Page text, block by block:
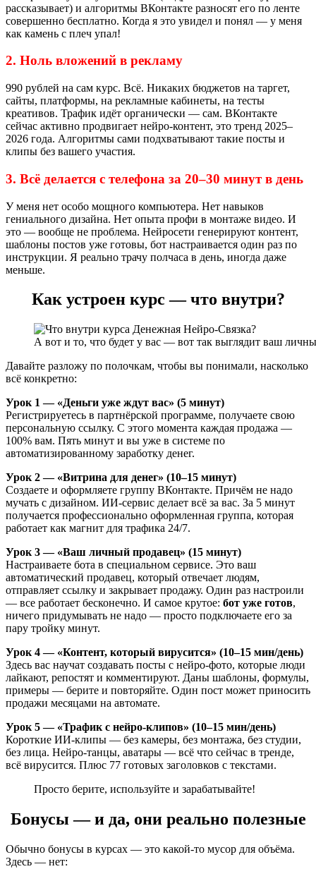
рассказывает) и алгоритмы ВКонтакте разносят его по ленте
совершенно бесплатно. Когда я это увидел и понял — у меня
как камень с плеч упал!
2. Ноль вложений в рекламу
990 рублей на сам курс. Всё. Никаких бюджетов на таргет,
сайты, платформы, на рекламные кабинеты, на тесты
креативов. Трафик идёт органически — сам. ВКонтакте
сейчас активно продвигает нейро-контент, это тренд 2025–
2026 года. Алгоритмы сами подхватывают такие посты и
клипы без вашего участия.
3. Всё делается с телефона за 20–30 минут в день
У меня нет особо мощного компьютера. Нет навыков
гениального дизайна. Нет опыта профи в монтаже видео. И
это — вообще не проблема. Нейросети генерируют контент,
шаблоны постов уже готовы, бот настраивается один раз по
инструкции. Я реально трачу полчаса в день, иногда даже
меньше.
Как устроен курс — что внутри?
А вот и то, что будет у вас — вот так выглядит ваш
Давайте разложу по полочкам, чтобы вы понимали, насколько
всё конкретно:
Урок 1 — «Деньги уже ждут вас» (5 минут)
Регистрируетесь в партнёрской программе, получаете свою
персональную ссылку. С этого момента каждая продажа —
100% вам. Пять минут и вы уже в системе по
автоматизированному заработку денег.
Урок 2 — «Витрина для денег» (10–15 минут)
Создаете и оформляете группу ВКонтакте. Причём не надо
мучать с дизайном. ИИ-сервис делает всё за вас. За 5 минут
получается профессионально оформленная группа, которая
работает как магнит для трафика 24/7.
Урок 3 — «Ваш личный продавец» (15 минут)
Настраиваете бота в специальном сервисе. Это ваш
автоматический продавец, который отвечает людям,
отправляет ссылку и закрывает продажу. Один раз настроили
— все работает бесконечно. И самое крутое: бот уже готов,
ничего придумывать не надо — просто подключаете его за
пару тройку минут.
Урок 4 — «Контент, который вирусится» (10–15 мин/день)
Здесь вас научат создавать посты с нейро-фото, которые люди
лайкают, репостят и комментируют. Даны шаблоны, формулы,
примеры — берите и повторяйте. Один пост может приносить
продажи месяцами на автомате.
Урок 5 — «Трафик с нейро-клипов» (10–15 мин/день)
Короткие ИИ-клипы — без камеры, без монтажа, без студии,
без лица. Нейро-танцы, аватары — всё что сейчас в тренде,
всё вирусится. Плюс 77 готовых заголовков с текстами.
Просто берите, используйте и зарабатывайте!
Бонусы — и да, они реально полезные
Обычно бонусы в курсах — это какой-то мусор для объёма.
Здесь — нет: